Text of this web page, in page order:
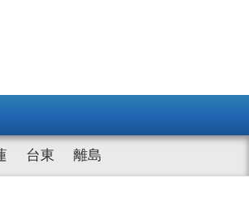
台東 離島